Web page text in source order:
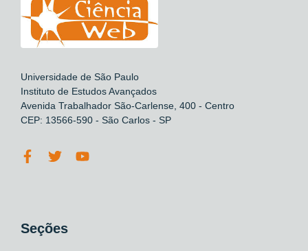
Universidade de São Paulo
Instituto de Estudos Avançados
Avenida Trabalhador São-Carlense, 400 - Centro
CEP: 13566-590 - São Carlos - SP
Seções